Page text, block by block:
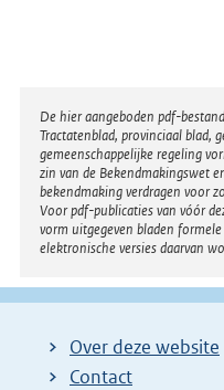
Disclaimer
De hier aangeboden pdf-
Tractatenblad, provinciaal blad,
gemeenschappelijke regeling
zin van de Bekendmakingswet
bekendmaking verdragen voor
Voor pdf-publicaties van vóór
vorm uitgegeven bladen
elektronische versies daarvan
Over deze website
Contact